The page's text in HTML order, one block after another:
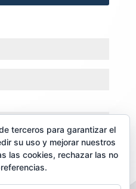
terceros para garantizar el
su uso y mejorar nuestros
las cookies, rechazar las no